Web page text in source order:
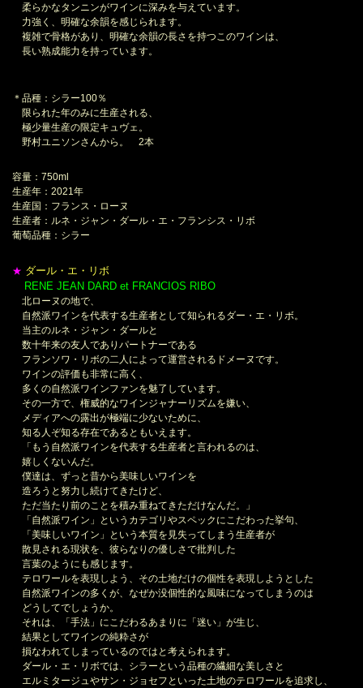
柔らかなタンニンがワインに深みを与えています。
力強く、明確な余韻を感じられます。
複雑で骨格があり、明確な余韻の長さを持つこのワインは、
長い熟成能力を持っています。
＊品種：シラー100％
限られた年のみに生産される、
極少量生産の限定キュヴェ。
野村ユニソンさんから。 2本
容量：750ml
生産年：2021年
生産国：フランス・ローヌ
生産者：ルネ・ジャン・ダール・エ・フランシス・リボ
葡萄品種：シラー
★ ダール・エ・リボ
RENE JEAN DARD et FRANCIOS RIBO
北ローヌの地で、
自然派ワインを代表する生産者として知られるダー・エ・リボ。
当主のルネ・ジャン・ダールと
数十年来の友人でありパートナーである
フランソワ・リボの二人によって運営されるドメーヌです。
ワインの評価も非常に高く、
多くの自然派ワインファンを魅了しています。
その一方で、権威的なワインジャナーリズムを嫌い、
メディアへの露出が極端に少ないために、
知る人ぞ知る存在であるともいえます。
「もう自然派ワインを代表する生産者と言われるのは、
嬉しくないんだ。
僕達は、ずっと昔から美味しいワインを
造ろうと努力し続けてきたけど、
ただ当たり前のことを積み重ねてきただけなんだ。」
「自然派ワイン」というカテゴリやスペックにこだわった挙句、
「美味しいワイン」という本質を見失ってしまう生産者が
散見される現状を、彼らなりの優しさで批判した
言葉のようにも感じます。
テロワールを表現しよう、その土地だけの個性を表現しようとした
自然派ワインの多くが、なぜか没個性的な風味になってしまうのは
どうしてでしょうか。
それは、「手法」にこだわるあまりに「迷い」が生じ、
結果としてワインの純粋さが
損なわれてしまっているのではと考えられます。
ダール・エ・リボでは、シラーという品種の繊細な美しさと
エルミタージュやサン・ジョセフといった土地のテロワールを追求し、